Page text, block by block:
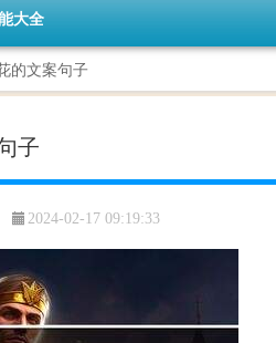
大全
的文案句子
子
2024-02-17 09:19:33